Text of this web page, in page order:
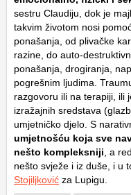
sestru Claudiju, dok je
takvim životom nosi
ponašanja, od plivačke
razine, do auto-
ponašanja, drogiranja,
pogrešnim ljudima.
razgovoru ili na terapiji, ili
izražajnih sredstava
umjetničko djelo. S
umjetnošću koja sve
nešto kompleksniji , a
nešto svježe i iz duše, i u
Stojiljković za Lupigu.